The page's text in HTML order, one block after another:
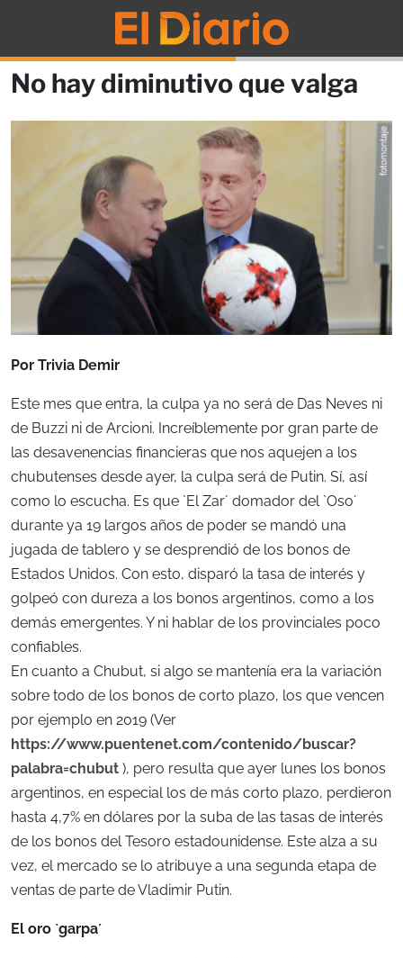
No hay diminutivo que valga
Por Trivia Demir
Este mes que entra, la culpa ya no será de Das Neves ni
de Buzzi ni de Arcioni. Increíblemente por gran parte de
las desavenencias financieras que nos aquejen a los
chubutenses desde ayer, la culpa será de Putin. Sí, así
como lo escucha. Es que `El Zar´ domador del `Oso´
durante ya 19 largos años de poder se mandó una
jugada de tablero y se desprendió de los bonos de
Estados Unidos. Con esto, disparó la tasa de interés y
golpeó con dureza a los bonos argentinos, como a los
demás emergentes. Y ni hablar de los provinciales poco
confiables.
En cuanto a Chubut, si algo se mantenía era la variación
sobre todo de los bonos de corto plazo, los que vencen
por ejemplo en 2019 (Ver
https://www.puentenet.com/contenido/buscar?
palabra=chubut ), pero resulta que ayer lunes los bonos
argentinos, en especial los de más corto plazo, perdieron
hasta 4,7% en dólares por la suba de las tasas de interés
de los bonos del Tesoro estadounidense. Este alza a su
vez, el mercado se lo atribuye a una segunda etapa de
ventas de parte de Vladimir Putin.
El oro `garpa´